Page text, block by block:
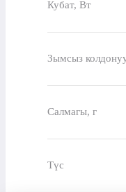
Кубат, Вт
Зымсыз
Салмагы, г
Түс